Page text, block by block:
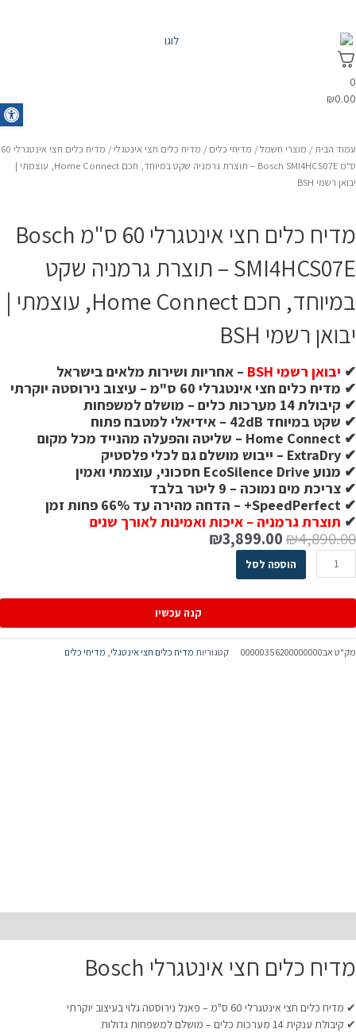
0
₪0.00
עמוד הבית / מוצרי חשמל/ מדיחי כלים / מדיח כלים חצי אינטגלי
/ מדיח כלים חצי אינטגרלי 60
ס"מ Bosch SMI4HCS07E – תוצרת גרמניה שקט במיוחד, חכם Home Connect, עוצמתי |
יבואן רשמי BSH
מדיח כלים חצי אינטגרלי 60 ס"מ Bosch
SMI4HCS07E – תוצרת גרמניה שקט
במיוחד, חכם Home Connect, עוצמתי |
יבואן רשמי BSH
✔ יבואן רשמי BSH
– אחריות ושירות מלאים בישראל
✔ מדיח כלים חצי אינטגרלי 60 ס"מ – עיצוב נירוסטה יוקרתי
✔ קיבולת 14 מערכות כלים – מושלם למשפחות
✔ שקט במיוחד 42dB – אידיאלי למטבח פתוח
✔ Home Connect – שליטה והפעלה מהנייד מכל מקום
✔ ExtraDry – ייבוש מושלם גם לכלי פלסטיק
✔ מנוע EcoSilence Drive חסכוני, עוצמתי ואמין
✔ צריכת מים נמוכה – 9 ליטר בלבד
✔ SpeedPerfect+ – הדחה מהירה עד 66% פחות זמן
✔ תוצרת גרמניה – איכות ואמינות לאורך שנים
₪4,890.00
₪3,899.00
הוספה לסל
קנה עכשיו
מק"טאב00000356200000000 קטגוריות מדיח כלים חצי אינטגלי, מדיחי כלים
מדיח כלים חצי אינטגרלי Bosch
✔ מדיח כלים חצי אינטגרלי 60 ס"מ – פאנל נירוסטה גלוי בעיצוב יוקרתי
✔ קיבולת ענקית 14 מערכות כלים – מושלם למשפחות גדולות